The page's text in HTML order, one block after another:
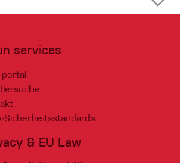
services
portal
Sicherheitsstandards
& EU Law